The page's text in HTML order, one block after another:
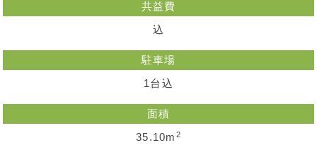
共益費
込
駐車場
1台込
面積
35.10m 2